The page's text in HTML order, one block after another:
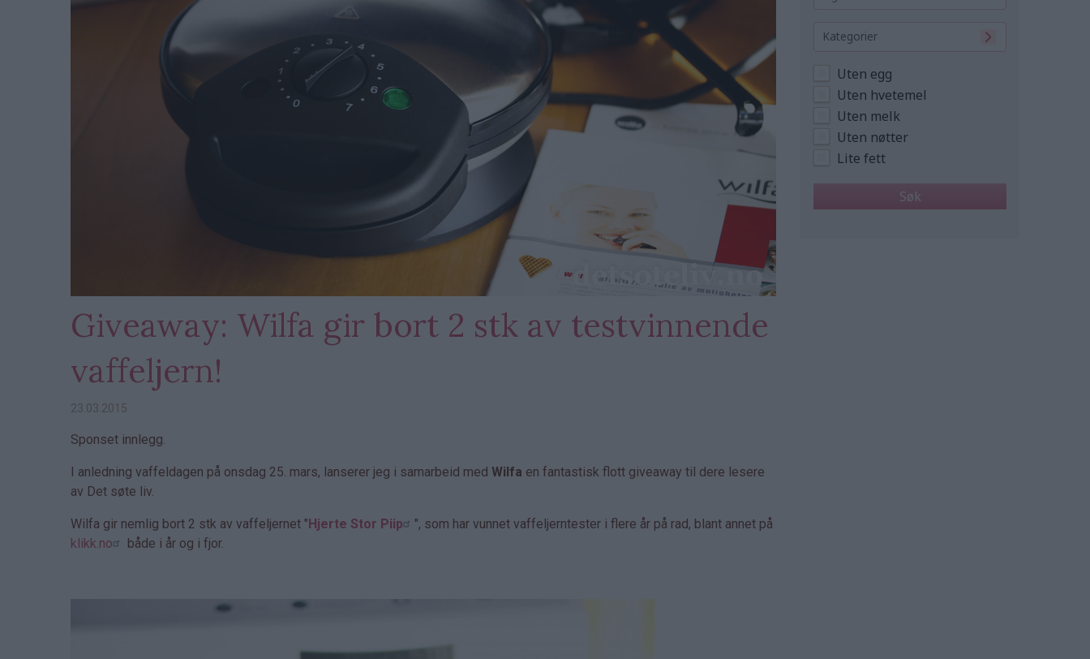
Giveaway: Wilfa gir bort 2 stk av testvinnende
vaffeljern!
23.03.2015
Sponset innlegg.
I anledning vaffeldagen på onsdag 25. mars, lanserer jeg i samarbeid med Wilfa en fantastisk flott giveaway til dere lesere
av Det søte liv.
Wilfa gir nemlig bort 2 stk av vaffeljernet "Hjerte Stor Piip
", som har vunnet vaffeljerntester i flere år på rad, blant annet på
klikk.no
både i år og i fjor.
Kategorier
Uten egg
Uten hvetemel
Uten melk
Uten nøtter
Lite fett